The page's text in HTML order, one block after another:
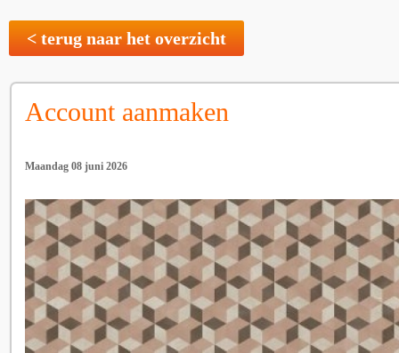
< terug naar het overzicht
Account aanmaken
Maandag 08 juni 2026